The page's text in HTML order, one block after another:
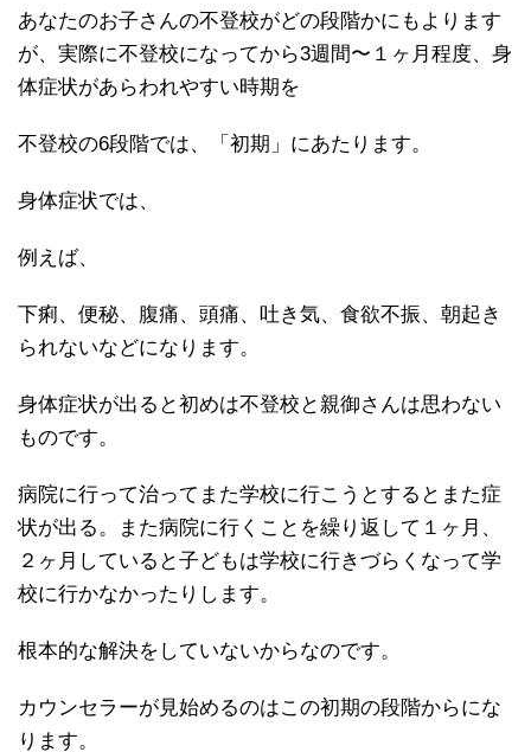
あなたのお子さんの不登校がどの段階かにもよります
が、実際に不登校になってから3週間〜１ヶ月程度、身
体症状があらわれやすい時期を
不登校の6段階では、「初期」にあたります。
身体症状では、
例えば、
下痢、便秘、腹痛、頭痛、吐き気、食欲不振、朝起き
られないなどになります。
身体症状が出ると初めは不登校と親御さんは思わない
ものです。
病院に行って治ってまた学校に行こうとするとまた症
状が出る。また病院に行くことを繰り返して１ヶ月、
２ヶ月していると子どもは学校に行きづらくなって学
校に行かなかったりします。
根本的な解決をしていないからなのです。
カウンセラーが見始めるのはこの初期の段階からにな
ります。